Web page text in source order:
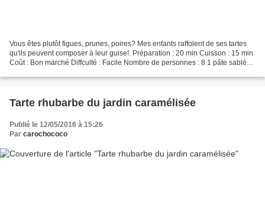
Vous êtes plutôt figues, prunes, poires? Mes enfants raffolent de ses tartes
qu'ils peuvent composer à leur guise!. Préparation : 20 min Cuisson : 15 min
Coût : Bon marché Diffculté : Facile Nombre de personnes : 8 1 pâte sablée
Tarte rhubarbe du jardin caramélisée
Publié le 12/05/2016 à 15:26
Par carochococo